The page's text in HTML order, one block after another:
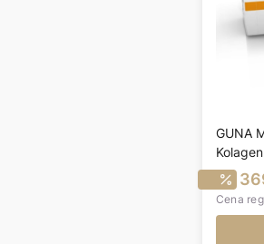
GUNA
Kolagen
Cena